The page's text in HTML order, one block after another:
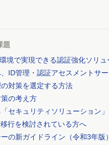
題
境で実現できる認証強化ソリュ
ID管理・認証アセスメントサ
対策を選定する方法
の考え方
セキュリティソリューション」
行を検討されている方へ
の新ガイドライン（令和3年版